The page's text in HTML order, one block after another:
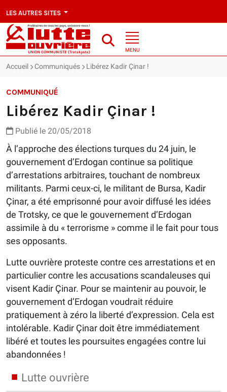
LES AUTRES SITES
MENU
Accueil Communiqués Libérez Kadir Çinar !
COMMUNIQUÉ
Libérez Kadir Çinar !
Publié le 20/05/2018
À l’approche des élections turques du 24 juin, le
gouvernement d’Erdogan continue sa politique
d’arrestations arbitraires, touchant de nombreux
militants. Parmi ceux-ci, le militant de Bursa, Kadir
Çinar, a été emprisonné pour avoir diffusé les idées
de Trotsky, ce que le gouvernement d’Erdogan
assimile à du « terrorisme » comme il le fait pour tous
ses opposants.
Lutte ouvrière proteste contre ces arrestations et en
particulier contre les accusations scandaleuses qui
visent Kadir Çinar. Pour se maintenir au pouvoir, le
gouvernement d’Erdogan voudrait réduire
pratiquement à zéro la liberté d’expression. Cela est
intolérable. Kadir Çinar doit être immédiatement
libéré et toutes les poursuites engagées contre lui
abandonnées !
Lutte ouvrière